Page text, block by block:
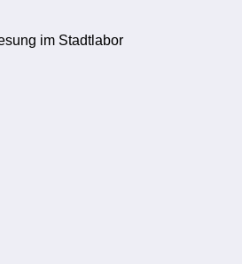
im Stadtlabor